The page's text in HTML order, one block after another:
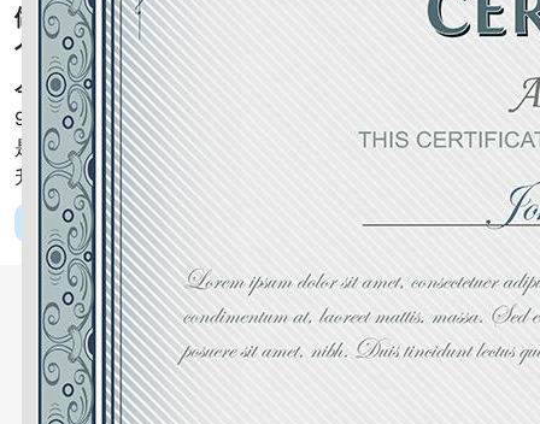
做英文简历想在里边写我的学校是985和211，哪
个小伙伴知道985/211怎么翻译？
今天你开心了吗: 正所谓知其然知其所以然，要想翻译对
985和211，就要先清楚985和211的来历。首先，211工程，
是1995年国家教育部关于国家重点高校的建设工程，旨在提
升高等院校的科研水平，为
赞同 1   收藏